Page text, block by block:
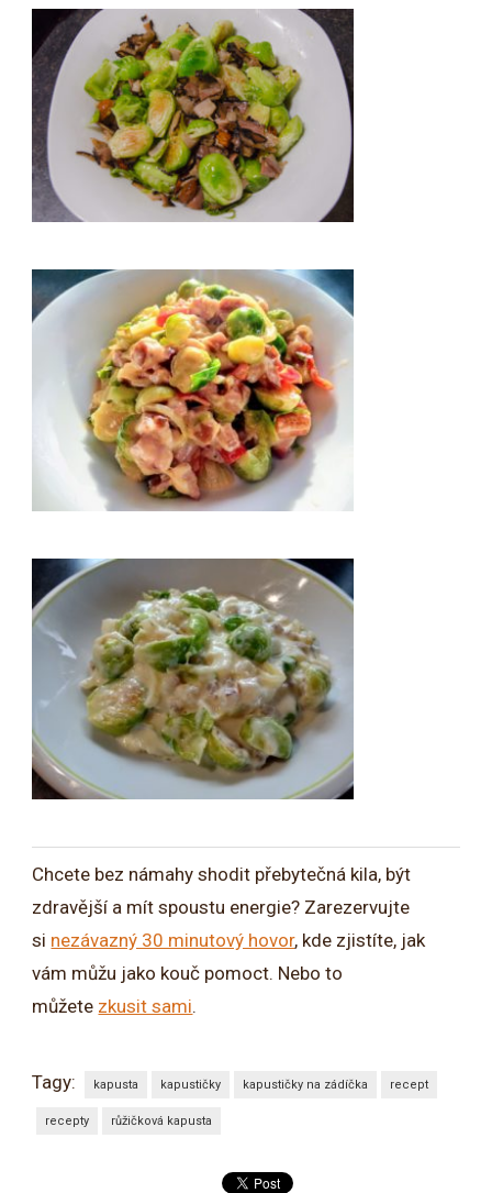
Chcete bez námahy shodit přebytečná kila, být
zdravější a mít spoustu energie? Zarezervujte
si nezávazný 30 minutový hovor, kde zjistíte, jak
vám můžu jako kouč pomoct. Nebo to
můžete zkusit sami.
Tagy: kapusta kapustičky kapustičky na zádíčka recept
recepty růžičková kapusta